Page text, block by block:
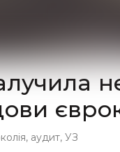
, аудит, УЗ